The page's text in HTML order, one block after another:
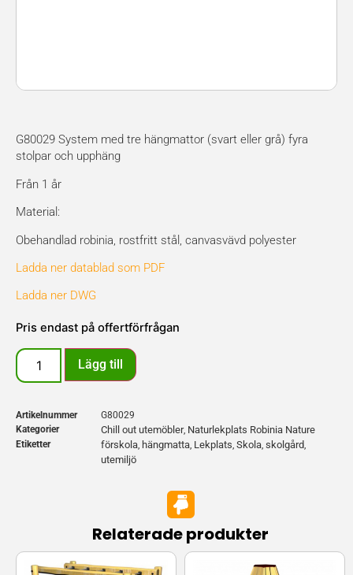
G80029 System med tre hängmattor (svart eller grå) fyra
stolpar och upphäng
Från 1 år
Material:
Obehandlad robinia, rostfritt stål, canvasvävd polyester
Ladda ner datablad som PDF
Ladda ner DWG
Pris endast på offertförfrågan
Lägg till
Artikelnummer
G80029
Kategorier
Chill out utemöbler, Naturlekplats Robinia Nature
Etiketter förskola hängmatta Lekplats Skola skolgård
utemiljö
Relaterade produkter